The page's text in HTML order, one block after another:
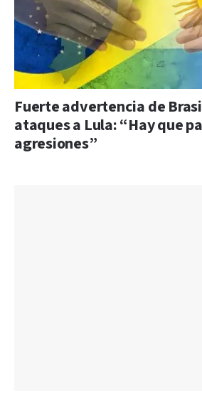
Fuerte advertencia de
ataques a Lula: “Hay que
agresiones”